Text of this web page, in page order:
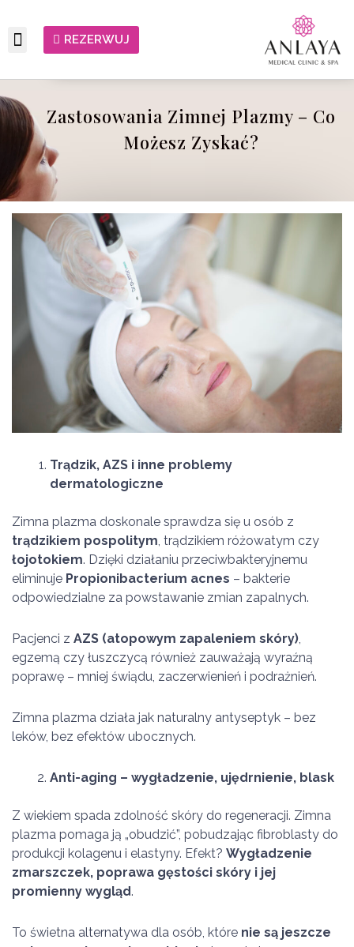
REZERWUJ
Zastosowania Zimnej Plazmy – Co
Możesz Zyskać?
Trądzik, AZS i inne problemy
dermatologiczne
Zimna plazma doskonale sprawdza się u osób z
trądzikiem pospolitym , trądzikiem różowatym czy
łojotokiem. Dzięki działaniu przeciwbakteryjnemu
eliminuje Propionibacterium acnes – bakterie
odpowiedzialne za powstawanie zmian zapalnych.
Pacjenci z AZS (atopowym zapaleniem skóry)
egzemą czy łuszczycą również zauważają wyraźną
poprawę – mniej świądu, zaczerwienień i podrażnień.
Zimna plazma działa jak naturalny antyseptyk – bez
leków, bez efektów ubocznych.
Anti-aging – wygładzenie, ujędrnienie, blask
Z wiekiem spada zdolność skóry do regeneracji. Zimna
plazma pomaga ją „obudzić”, pobudzając fibroblasty do
produkcji kolagenu i elastyny. Efekt? Wygładzenie
zmarszczek, poprawa gęstości skóry i jej
promienny wygląd.
To świetna alternatywa dla osób, które nie są jeszcze